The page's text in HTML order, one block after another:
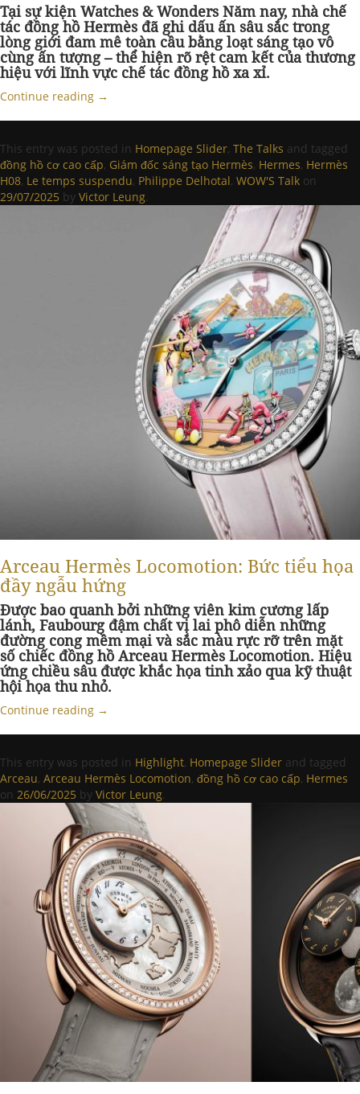
Tại sự kiện Watches & Wonders Năm nay, nhà chế
tác đồng hồ Hermès đã ghi dấu ấn sâu sắc trong
lòng giới đam mê toàn cầu bằng loạt sáng tạo vô
cùng ấn tượng – thể hiện rõ rệt cam kết của thương
hiệu với lĩnh vực chế tác đồng hồ xa xỉ.
Continue reading →
This entry was posted in Homepage Slider, The Talks and tagged
đồng hồ cơ cao cấp, Giám đốc sáng tạo Hermès, Hermes, Hermès
H08, Le temps suspendu, Philippe Delhotal, WOW'S Talk on
29/07/2025 by Victor Leung.
Arceau Hermès Locomotion: Bức tiểu họa
đầy ngẫu hứng
Được bao quanh bởi những viên kim cương lấp
lánh, Faubourg đậm chất vị lai phô diễn những
đường cong mềm mại và sắc màu rực rỡ trên mặt
số chiếc đồng hồ Arceau Hermès Locomotion. Hiệu
ứng chiều sâu được khắc họa tinh xảo qua kỹ thuật
hội họa thu nhỏ.
Continue reading →
This entry was posted in Highlight, Homepage Slider and tagged
Arceau, Arceau Hermès Locomotion, đồng hồ cơ cao cấp, Hermes
on 26/06/2025 by Victor Leung.